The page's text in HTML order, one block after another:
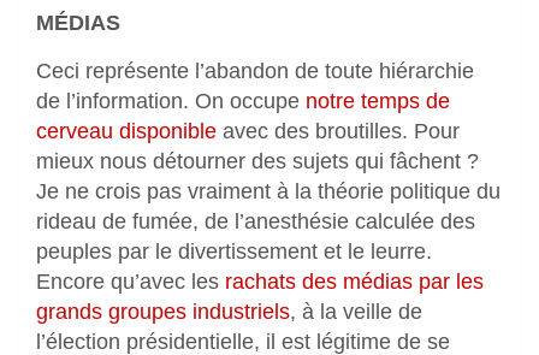
MÉDIAS
Ceci représente l’abandon de toute hiérarchie
de l’information. On occupe notre temps de
cerveau disponible avec des broutilles. Pour
mieux nous détourner des sujets qui fâchent ?
Je ne crois pas vraiment à la théorie politique du
rideau de fumée, de l’anesthésie calculée des
peuples par le divertissement et le leurre.
Encore qu’avec les rachats des médias par les
grands groupes industriels, à la veille de
l’élection présidentielle, il est légitime de se